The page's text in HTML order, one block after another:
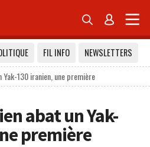
 
FIL INFO
NEWSLETTERS
130 iranien, une première
abat un Yak-
première